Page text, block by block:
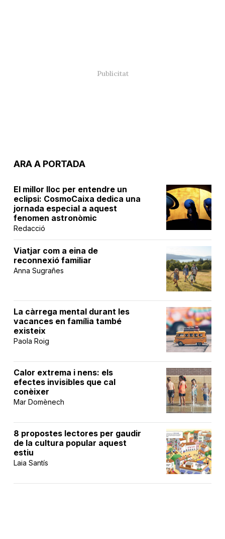
ARA A PORTADA
El millor lloc per entendre un
eclipsi: CosmoCaixa dedica una
jornada especial a aquest
fenomen astronòmic
Redacció
Viatjar com a eina de
reconnexió familiar
Anna Sugrañes
La càrrega mental durant les
vacances en família també
existeix
Paola Roig
Calor extrema i nens: els
efectes invisibles que cal
conèixer
Mar Domènech
8 propostes lectores per gaudir
de la cultura popular aquest
estiu
Laia Santís